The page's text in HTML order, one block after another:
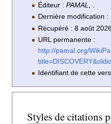
Éditeur :PAMAL,
Dernière modification
Récupéré : 8 août
URL permanente :
http://pamal.org/
Identifiant de cette
Styles de citations